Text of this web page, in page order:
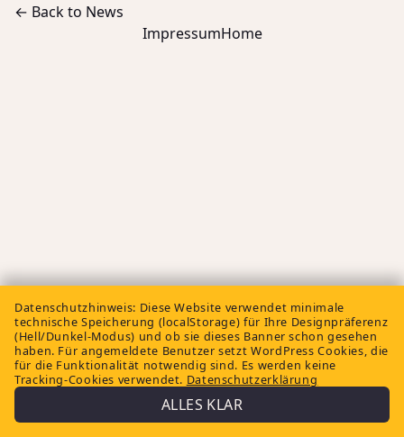
← Back to News
ImpressumHome
Datenschutzhinweis: Diese Website verwendet minimale
technische Speicherung (localStorage) für Ihre Designpräferenz
(Hell/Dunkel-Modus) und ob sie dieses Banner schon gesehen
haben. Für angemeldete Benutzer setzt WordPress Cookies, die
für die Funktionalität notwendig sind. Es werden keine
Tracking-Cookies verwendet. Datenschutzerklärung
ALLES KLAR